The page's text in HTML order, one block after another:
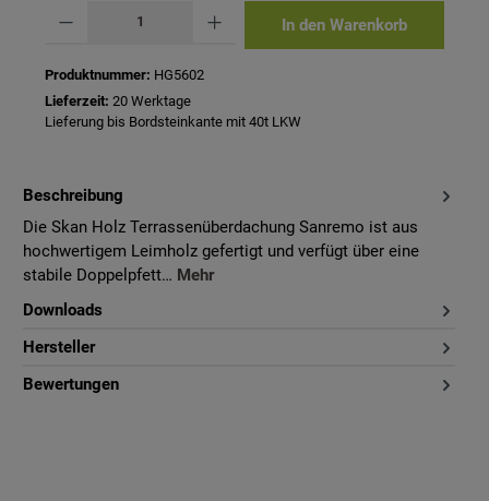
In den Warenkorb
Produktnummer: HG5602
Lieferzeit: 20 Werktage
Lieferung bis Bordsteinkante mit 40t LKW
Beschreibung
Die Skan Holz Terrassenüberdachung Sanremo ist aus
hochwertigem Leimholz gefertigt und verfügt über eine
stabile Doppelpfett… Mehr
Downloads
Hersteller
Bewertungen